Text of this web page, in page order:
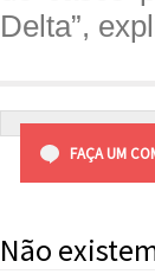
Delta”,
FAÇA UM
Não